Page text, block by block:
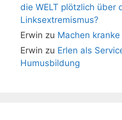
die WELT plötzlich über
Linksextremismus?
Erwin zu Machen
Erwin zu Erlen als
Humusbildung